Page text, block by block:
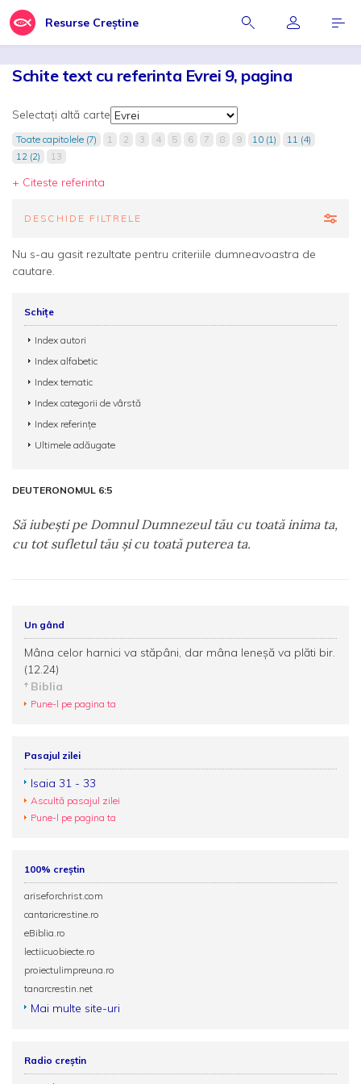
Resurse Creștine
Schite text cu referinta Evrei 9, pagina
Selectați altă carte
Toate capitolele (7) 1 2 3 4 5 6 7 8 9 10 (1)
11 (4)
12 (2)
13
+ Citeste referinta
DESCHIDE FILTRELE
Nu s-au gasit rezultate pentru criteriile dumneavoastra de
cautare.
Schițe
Index autori
Index alfabetic
Index tematic
Index categorii de vârstă
Index referințe
Ultimele adăugate
DEUTERONOMUL 6:5
Să iubeşti pe Domnul Dumnezeul tău cu toată inima ta,
cu tot sufletul tău şi cu toată puterea ta.
Un gând
Mâna celor harnici va stăpâni, dar mâna leneşă va plăti bir.
(12.24)
Biblia
Pune-l pe pagina ta
Pasajul zilei
Isaia 31 - 33
Ascultă pasajul zilei
Pune-l pe pagina ta
100% creștin
ariseforchrist.com
cantaricrestine.ro
eBiblia.ro
lectiicuobiecte.ro
proiectulimpreuna.ro
tanarcrestin.net
Mai multe site-uri
Radio creștin